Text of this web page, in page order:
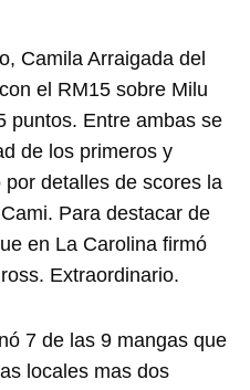
Camila Arraigada del
el RM15 sobre Milu
puntos. Entre ambas se
de los primeros y
detalles de scores la
Para destacar de
en La Carolina firmó
Extraordinario.
7 de las 9 mangas que
locales mas dos